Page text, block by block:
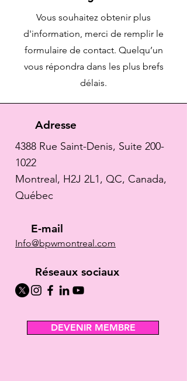
Vous souhaitez obtenir plus
d'information, merci de remplir le
formulaire de contact. Quelqu’un
vous répondra dans les plus brefs
délais.
Adresse
4388 Rue Saint-Denis, Suite 200-
1022
Montreal, H2J 2L1, QC, Canada,
Québec
E-mail
Info@bpwmontreal.com
Réseaux sociaux
DEVENIR MEMBRE